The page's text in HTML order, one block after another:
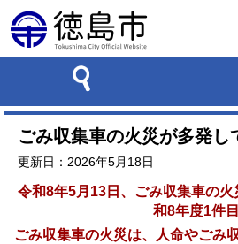
ごみ収集車の火災が多発し
更新日：2026年5月18日
令和8年5月13日、ごみ収集車の火
和8年度1件
ごみ収集車の火災は、人命やごみ